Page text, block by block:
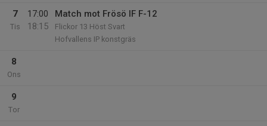
7
Tis
17:00
18:15
Match mot Frösö IF F-12
Flickor 13 Höst Svart
Hofvallens IP konstgräs
8
Ons
9
Tor